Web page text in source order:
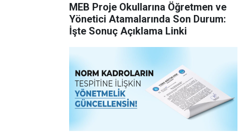
MEB Proje Okullarına Öğretmen ve
Yönetici Atamalarında Son Durum:
İşte Sonuç Açıklama Linki